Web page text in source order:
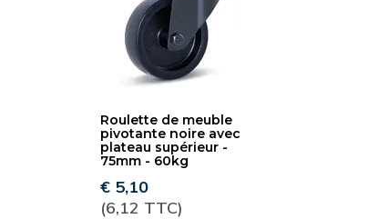
Roulette de meuble
pivotante noire avec
plateau supérieur -
75mm - 60kg
€ 5,10
(6,12 TTC)